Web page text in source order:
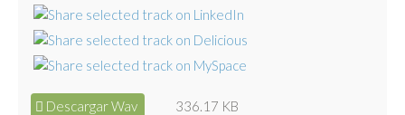
Descargar Wav 336.17 KB